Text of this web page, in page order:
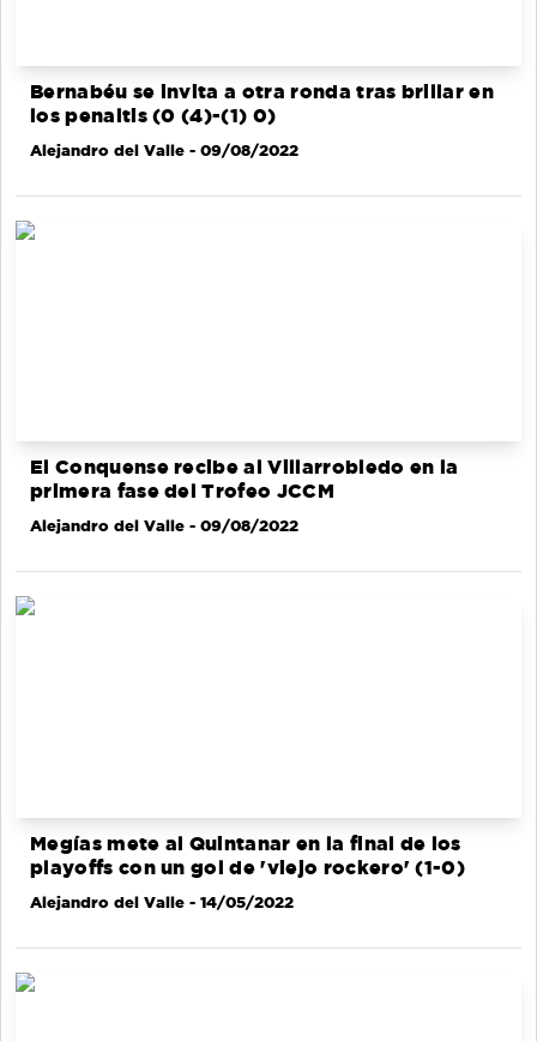
Bernabéu se invita a otra ronda tras brillar en
los penaltis (0 (4)-(1) 0)
Alejandro del Valle - 09/08/2022
El Conquense recibe al Villarrobledo en la
primera fase del Trofeo JCCM
Alejandro del Valle - 09/08/2022
Megías mete al Quintanar en la final de los
playoffs con un gol de 'viejo rockero' (1-0)
Alejandro del Valle - 14/05/2022